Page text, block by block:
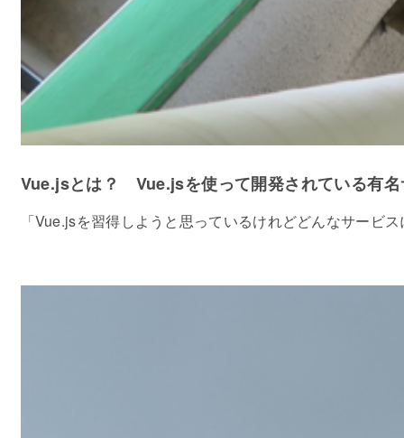
Vue.jsとは？ Vue.jsを使って開発されている有名
「Vue.jsを習得しようと思っているけれどどんなサービ